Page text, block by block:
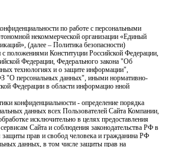
по работе с персональными
некоммерческой организации «Единый
(далее – Политика безопасности)
с положениями Конституции Российской Федерации,
Федерации, Федерального закона "Об
технологиях и о защите информации",
"О персональных данных", иными нормативно-
Федерации в области информацио нной
конфиденциальности - определение порядка
данных всех Пользователей Сайта Компании,
исключительно в целях предоставления
Сайта и соблюдения законодательства РФ в
защиты прав и свобод человека и гражданина РФ
данных, в том числе защиты прав на